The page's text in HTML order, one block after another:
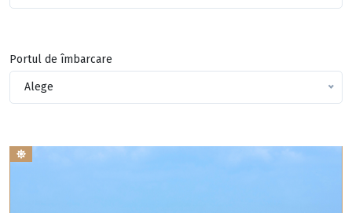
Portul de îmbarcare
Alege